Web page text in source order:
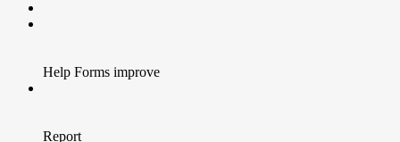
Help Forms improve
Report